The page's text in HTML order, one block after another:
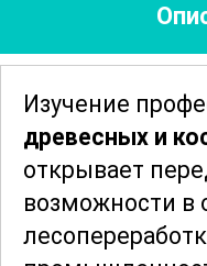
Изучение
древесных и
открывает
возможности в